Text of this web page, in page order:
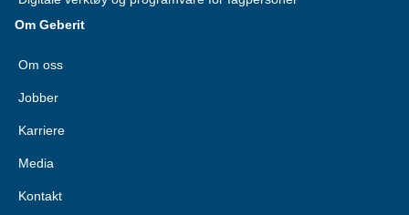
Om Geberit
Om oss
Jobber
Karriere
Media
Kontakt